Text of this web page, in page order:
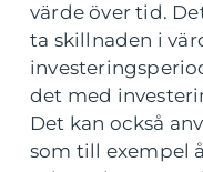
värde över tid.
ta skillnaden i
det med
Det kan också
som till exempel